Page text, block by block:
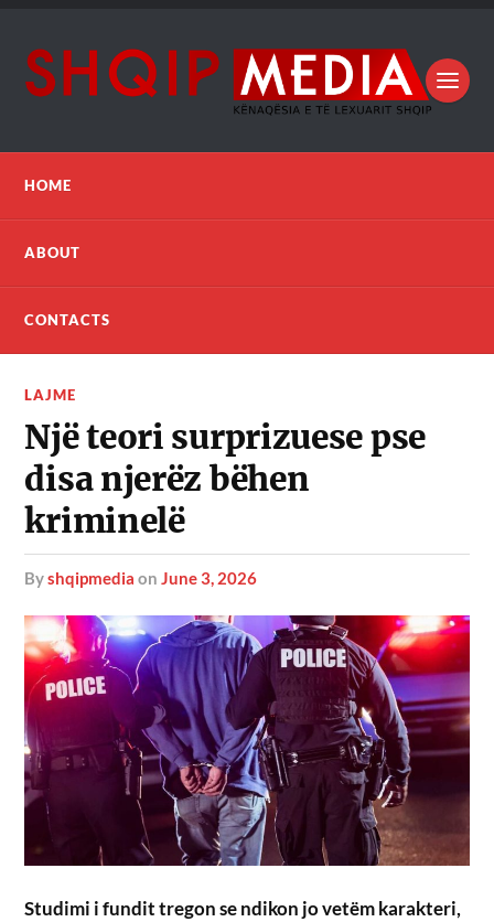
HOME
ABOUT
CONTACTS
LAJME
Një teori surprizuese pse
disa njerëz bëhen
kriminelë
byshqipmedia onJune 3, 2026
Studimi i fundit tregon se ndikon jo vetëm karakteri,